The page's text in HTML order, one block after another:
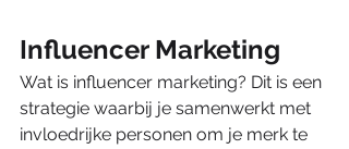
Influencer Marketing
Wat is influencer marketing? Dit is een
strategie waarbij je samenwerkt met
invloedrijke personen om je merk te